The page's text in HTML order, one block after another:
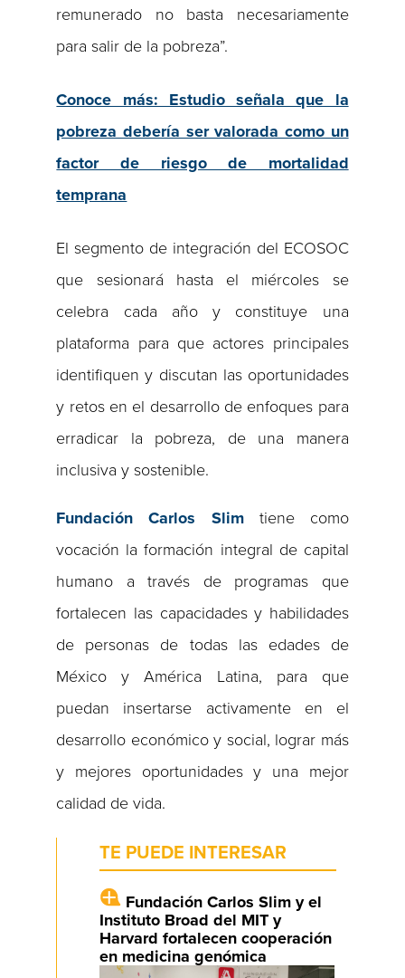
remunerado no basta necesariamente
para salir de la pobreza”.
Conoce más: Estudio señala que la
pobreza debería ser valorada como un
factor de riesgo de mortalidad
temprana
El segmento de integración del ECOSOC
que sesionará hasta el miércoles se
celebra cada año y constituye una
plataforma para que actores principales
identifiquen y discutan las oportunidades
y retos en el desarrollo de enfoques para
erradicar la pobreza, de una manera
inclusiva y sostenible.
Fundación Carlos Slimtiene como
vocación la formación integral de capital
humano a través de programas que
fortalecen las capacidades y habilidades
de personas de todas las edades de
México y América Latina, para que
puedan insertarse activamente en el
desarrollo económico y social, lograr más
y mejores oportunidades y una mejor
calidad de vida.
TE PUEDE INTERESAR
Fundación Carlos Slim y el
Instituto Broad del MIT y
Harvard fortalecen cooperación
en medicina genómica